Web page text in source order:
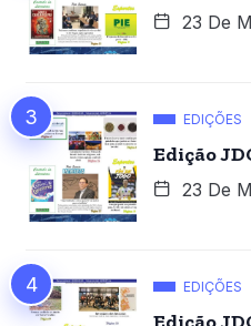
23 De
EDIÇÕES
Edição
23 De
EDIÇÕES